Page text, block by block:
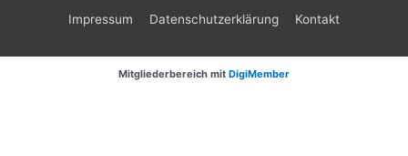
Impressum Datenschutzerklärung Kontakt
Mitgliederbereich mit DigiMember